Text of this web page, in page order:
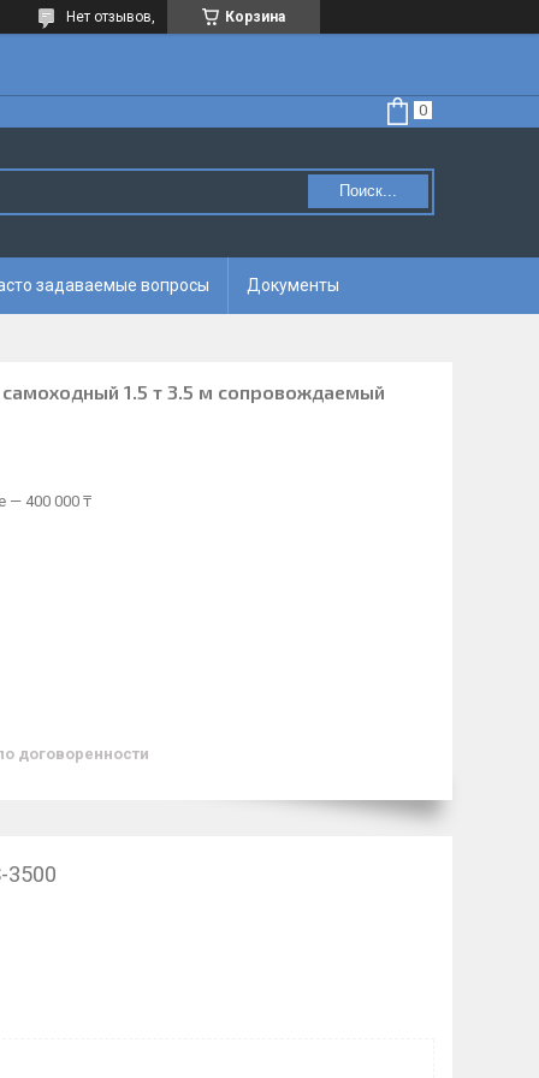
Корзина
Нет отзывов,
Поиск...
задаваемые вопросы Документы
1.5 т 3.5 м сопровождаемый
— 400 000 ₸
договоренности
3500